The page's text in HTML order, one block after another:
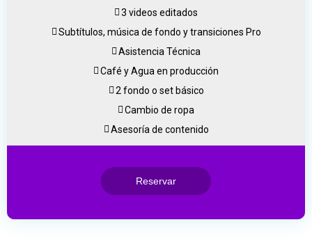
3 videos editados
Subtítulos, música de fondo y transiciones Pro
Asistencia Técnica
Café y Agua en producción
2 fondo o set básico
Cambio de ropa
Asesoría de contenido
Reservar